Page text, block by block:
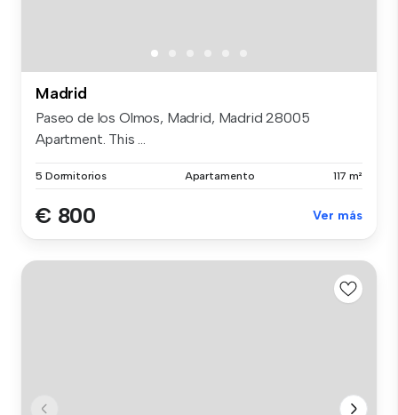
Madrid
Paseo de los Olmos, Madrid, Madrid 28005
Apartment. This ...
5 Dormitorios Apartamento 117 m²
€ 800 Ver más